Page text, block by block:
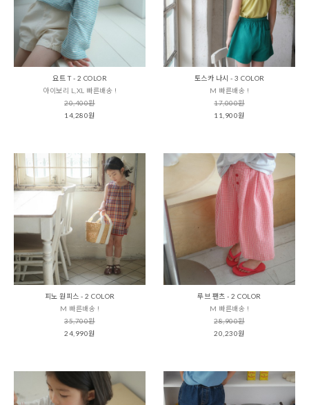
요트 T - 2 COLOR
아이보리 L,XL 빠른배송 !
20,400원
14,280원
토스카 나시 - 3 COLOR
M 빠른배송 !
17,000원
11,900원
피노 원피스 - 2 COLOR
M 빠른배송 !
35,700원
24,990원
루브 팬츠 - 2 COLOR
M 빠른배송 !
28,900원
20,230원